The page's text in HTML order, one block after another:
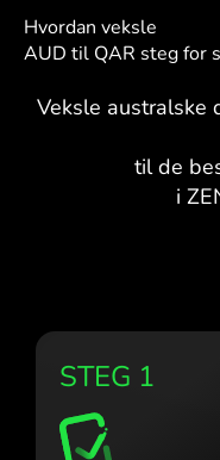
Hvordan veksle
AUD til QAR steg for
Veksle australske
til de
i
STEG 1